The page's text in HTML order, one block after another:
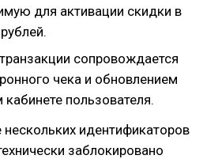
для активации скидки в
сопровождается
чека и обновлением
кабинете пользователя.
идентификаторов
заблокировано